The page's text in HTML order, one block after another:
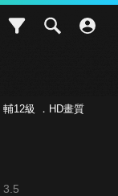
輔12級 ．HD畫質
3.5